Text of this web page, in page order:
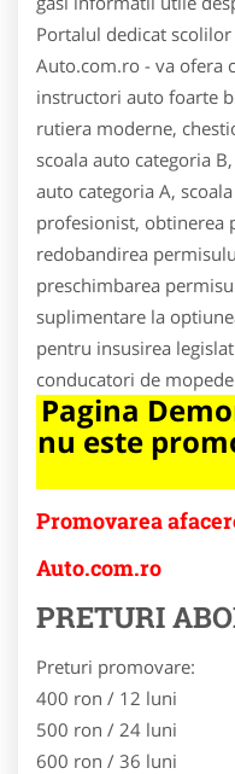
Portalul dedicat
Auto.com.ro - va ofera
instructori auto foarte
rutiera moderne,
scoala auto categoria
auto categoria A,
profesionist, obtinerea
redobandirea
preschimbarea
suplimentare la
pentru insusirea
conducatori de mopede
Pagina
nu este
Promovarea
Auto.com.ro
PRETURI
Preturi promovare:
400 ron / 12 luni
500 ron / 24 luni
600 ron / 36 luni